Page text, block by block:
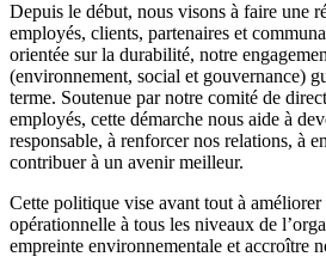
Depuis le début, nous visons à faire une
employés, clients, partenaires et
orientée sur la durabilité, notre
(environnement, social et gouvernance)
terme. Soutenue par notre comité de
employés, cette démarche nous aide à
responsable, à renforcer nos relations, à
contribuer à un avenir meilleur.
Cette politique vise avant tout à
opérationnelle à tous les niveaux de
empreinte environnementale et accroître